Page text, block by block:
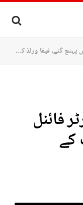
کپ کے سنسنی خیز مقابلے جاری
فائنل
کے